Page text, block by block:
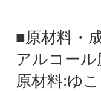
■原材料・
アルコール
原材料:ゆ